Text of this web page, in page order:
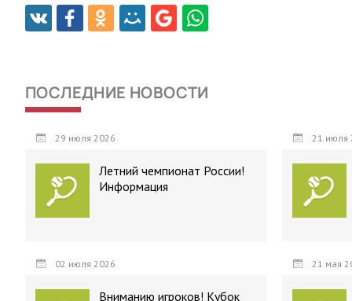
ПОСЛЕДНИЕ НОВОСТИ
29 июля 2026
Летний чемпионат России!
Информация
21 июля
02 июля 2026
Вниманию игроков! Кубок
21 мая